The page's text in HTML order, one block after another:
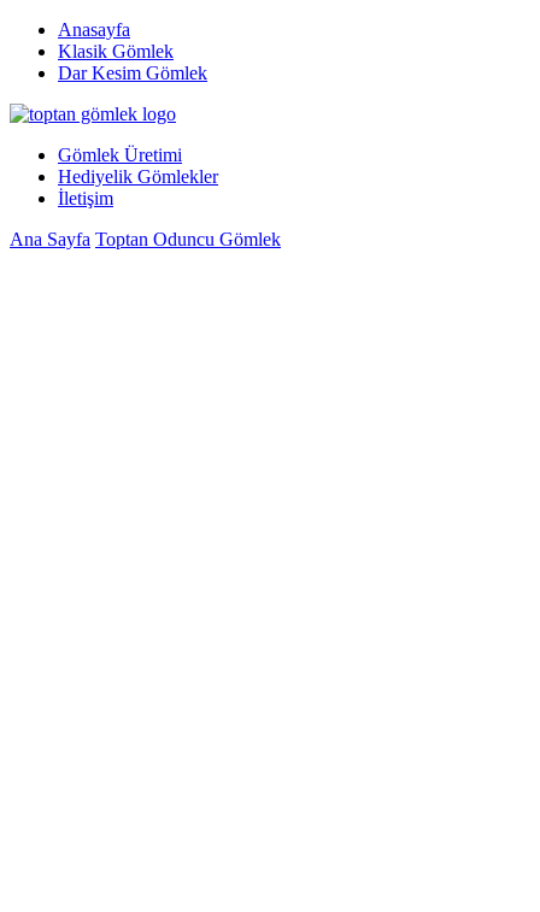
Anasayfa
Klasik Gömlek
Dar Kesim Gömlek
Gömlek Üretimi
Hediyelik Gömlekler
İletişim
Ana Sayfa Toptan Oduncu Gömlek